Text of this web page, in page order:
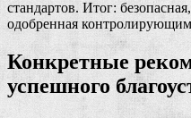
стандартов. Итог:
одобренная
Конкретные
успешного